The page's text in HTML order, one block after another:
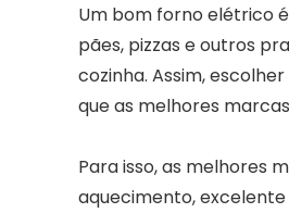
Um bom forno elétrico
pães, pizzas e outros
cozinha. Assim,
que as melhores
Para isso, as melhores
aquecimento, excelente